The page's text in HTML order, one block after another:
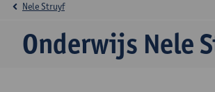
Onderwijs Nele
Nele Struyf